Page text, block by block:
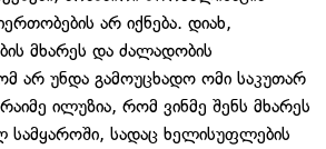
არ იქნება. დიახ,
მხარეს და ძალადობის
არ უნდა გამოუცხადო ომი საკუთარ
ილუზია, რომ ვინმე შენს მხარეს
სამყაროში, სადაც ხელისუფლების